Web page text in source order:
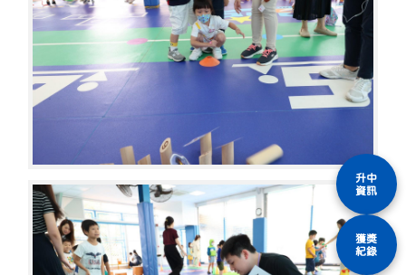
升中
資訊
獲獎
紀錄